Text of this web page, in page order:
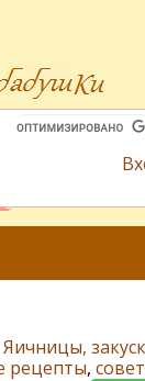
Яичницы,
рецепты,